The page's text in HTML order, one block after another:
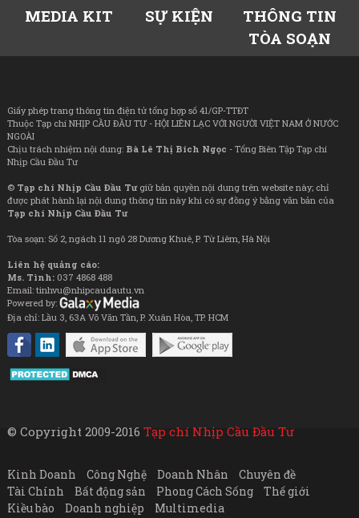
MEDIA KIT SỰ KIỆN
THÔNG TIN
TÒA SOẠN
Giấy phép trang thông tin điện tử tổng hợp số 41/GP-TTĐT
Thuộc Tạp chí NHỊP CẦU ĐẦU TƯ - HỘI LIÊN LẠC VỚI NGƯỜI VIỆT NAM Ở NƯỚC
NGOÀI
Chịu trách nhiệm nội dung: Bà Lê Thị Bích Ngọc - Tổng Biên Tập Tạp chí
Nhịp Cầu Đầu Tư
© Tạp chí Nhịp Cầu Đầu Tưgiữ bản quyền nội dung trên website này; chỉ
được phát hành lại nội dung thông tin này khi có sự đồng ý bằng văn bản của
Tạp chí Nhịp Cầu Đầu Tư
Tòa soạn: Số 2, ngách 11 ngõ 28 Dương Khuê, P. Từ Liêm, Hà Nội
Liên hệ quảng cáo:
Ms. Tình: 037 4868 488
Email: tinhvu@nhipcaudautu.vn
Powered by:
Địa chỉ: Lầu 3, 63A Võ Văn Tần, P. Xuân Hòa, TP. HCM
© Copyright 2009-2016 Tạp chí Nhịp Cầu Đầu Tư
Kinh Doanh Công Nghệ Doanh Nhân
Chuyên đề
Tài Chính
Bất động sản Phong Cách Sống
Thế giới
Kiều bào
Doanh nghiệp Multimedia